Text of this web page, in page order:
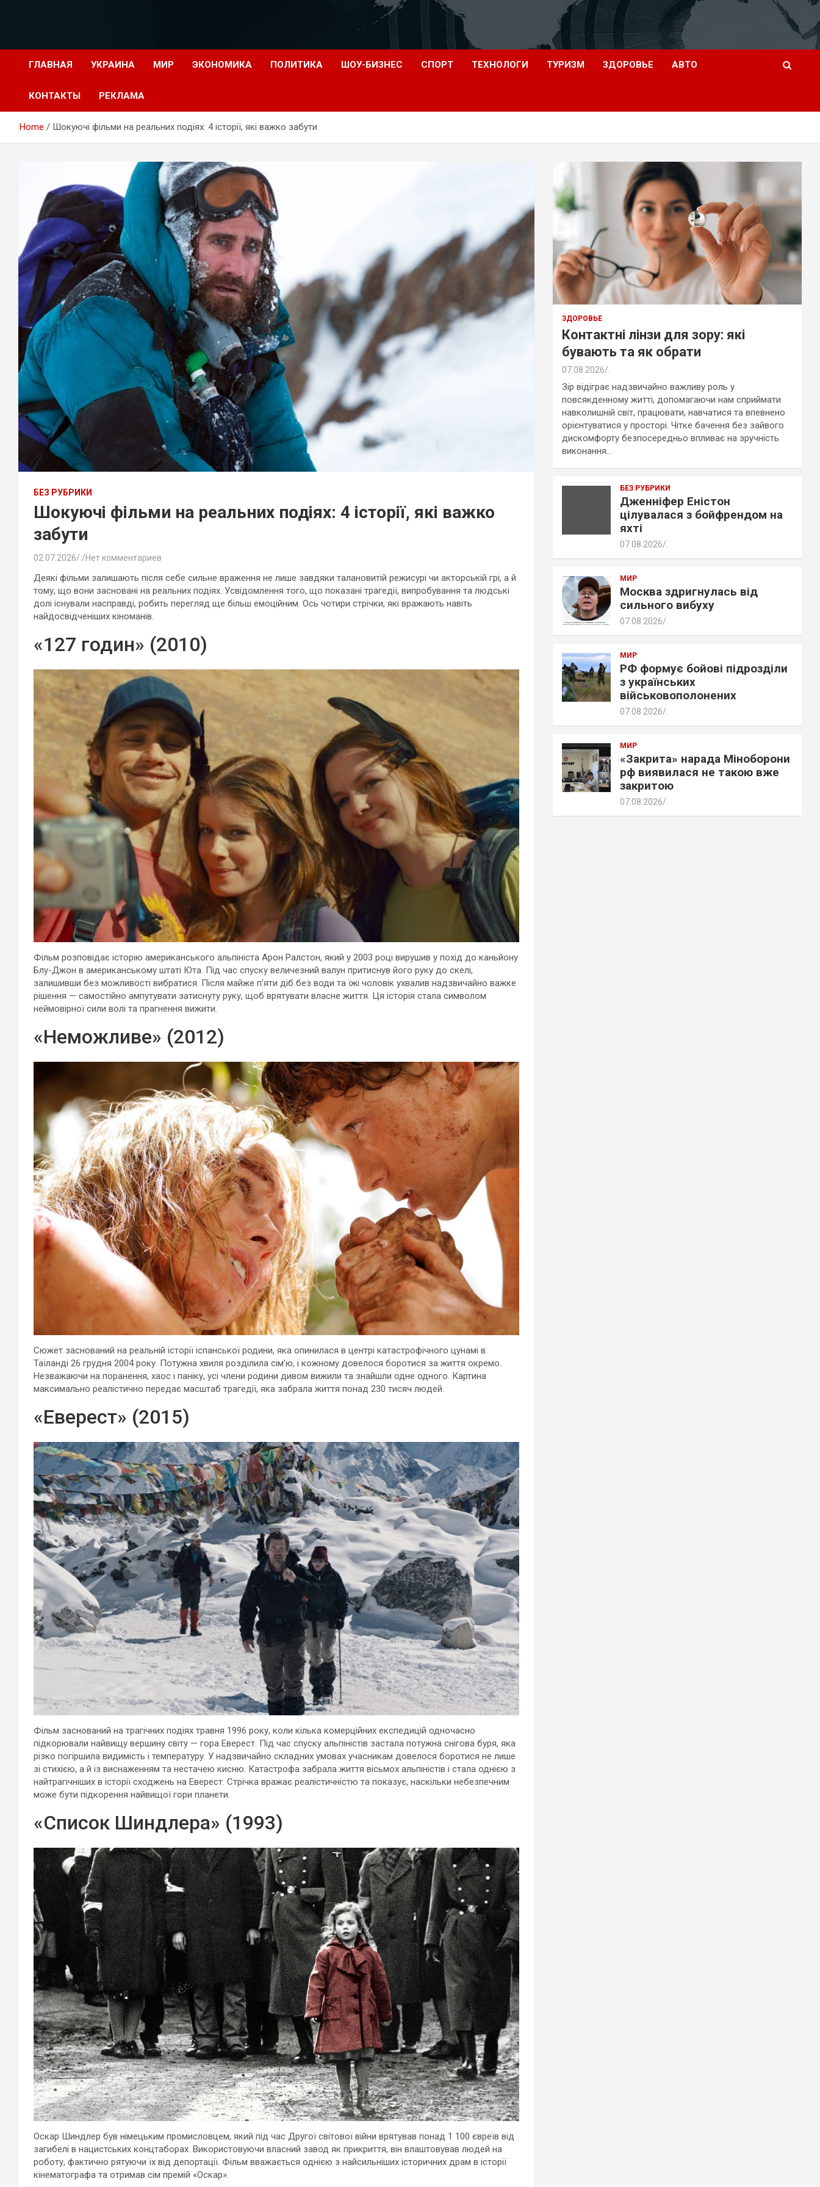
ГЛАВНАЯ УКРАИНА МИР ЭКОНОМИКА ПОЛИТИКА ШОУ-БИЗНЕС СПОРТ ТЕХНОЛОГИ ТУРИЗМ ЗДОРОВЬЕ АВТО
КОНТАКТЫ РЕКЛАМА
Home Шокуючі фільми на реальних подіях: 4 історії, які важко забути
БЕЗ РУБРИКИ
Шокуючі фільми на реальних подіях: 4 історії, які важко
забути
02.07.2026 Нет комментариев
Деякі фільми залишають після себе сильне враження не лише завдяки талановитій режисурі чи акторській грі, а й
тому, що вони засновані на реальних подіях. Усвідомлення того, що показані трагедії, випробування та людські
долі існували насправді, робить перегляд ще більш емоційним. Ось чотири стрічки, які вражають навіть
найдосвідченіших кіноманів.
«127 годин» (2010)
Фільм розповідає історію американського альпініста Арон Ралстон, який у 2003 році вирушив у похід до каньйону
Блу-Джон в американському штаті Юта. Під час спуску величезний валун притиснув його руку до скелі,
залишивши без можливості вибратися. Після майже п’яти діб без води та їжі чоловік ухвалив надзвичайно важке
рішення — самостійно ампутувати затиснуту руку, щоб врятувати власне життя. Ця історія стала символом
неймовірної сили волі та прагнення вижити.
«Неможливе» (2012)
Сюжет заснований на реальній історії іспанської родини, яка опинилася в центрі катастрофічного цунамі в
Таїланді 26 грудня 2004 року. Потужна хвиля розділила сім’ю, і кожному довелося боротися за життя окремо.
Незважаючи на поранення, хаос і паніку, усі члени родини дивом вижили та знайшли одне одного. Картина
максимально реалістично передає масштаб трагедії, яка забрала життя понад 230 тисяч людей.
«Еверест» (2015)
Фільм заснований на трагічних подіях травня 1996 року, коли кілька комерційних експедицій одночасно
підкорювали найвищу вершину світу — гора Еверест. Під час спуску альпіністів застала потужна снігова буря, яка
різко погіршила видимість і температуру. У надзвичайно складних умовах учасникам довелося боротися не лише
зі стихією, а й із виснаженням та нестачею кисню. Катастрофа забрала життя вісьмох альпіністів і стала однією з
найтрагічніших в історії сходжень на Еверест. Стрічка вражає реалістичністю та показує, наскільки небезпечним
може бути підкорення найвищої гори планети.
«Список Шиндлера» (1993)
Оскар Шиндлер був німецьким промисловцем, який під час Другої світової війни врятував понад 1 100 євреїв від
загибелі в нацистських концтаборах. Використовуючи власний завод як прикриття, він влаштовував людей на
роботу, фактично рятуючи їх від депортації. Фільм вважається однією з найсильніших історичних драм в історії
кінематографа та отримав сім премій «Оскар».
ЗДОРОВЬЕ
Контактні лінзи для зору: які
бувають та як обрати
07.08.2026
Зір відіграє надзвичайно важливу роль у
повсякденному житті, допомагаючи нам сприймати
навколишній світ, працювати, навчатися та впевнено
орієнтуватися у просторі. Чітке бачення без зайвого
дискомфорту безпосередньо впливає на зручність
виконання…
БЕЗ РУБРИКИ
Дженніфер Еністон
цілувалася з бойфрендом на
яхті
07.08.2026
МИР
Москва здригнулась від
сильного вибуху
07.08.2026
МИР
РФ формує бойові підрозділи
з українських
військовополонених
07.08.2026
МИР
«Закрита» нарада Міноборони
рф виявилася не такою вже
закритою
07.08.2026